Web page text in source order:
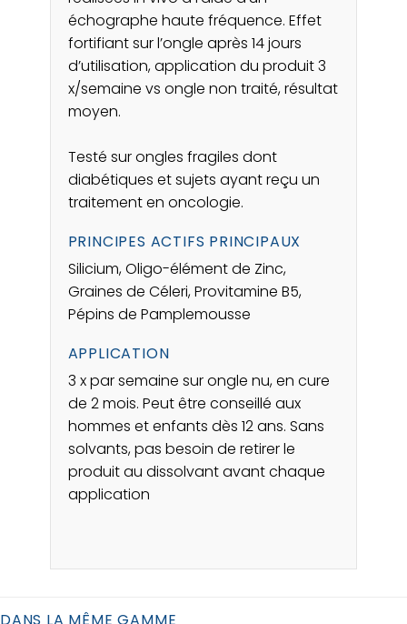
échographe haute fréquence. Effet
fortifiant sur l’ongle après 14 jours
d’utilisation, application du produit 3
x/semaine vs ongle non traité, résultat
moyen.
Testé sur ongles fragiles dont
diabétiques et sujets ayant reçu un
traitement en oncologie.
PRINCIPES ACTIFS PRINCIPAUX
Silicium, Oligo-élément de Zinc,
Graines de Céleri, Provitamine B5,
Pépins de Pamplemousse
APPLICATION
3 x par semaine sur ongle nu, en cure
de 2 mois. Peut être conseillé aux
hommes et enfants dès 12 ans. Sans
solvants, pas besoin de retirer le
produit au dissolvant avant chaque
application
DANS LA MÊME GAMME